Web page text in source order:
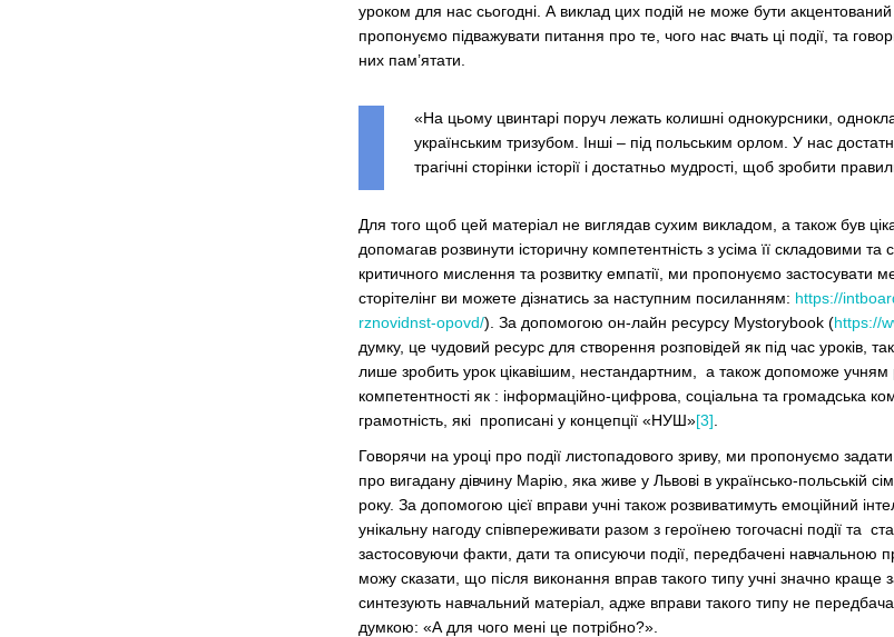
уроком для нас сьогодні. А виклад цих подій не може бути
пропонуємо підважувати питання про те, чого нас вчать ці події, та
них пам’ятати.
«На цьому цвинтарі поруч лежать колишні однокурсники,
українським тризубом. Інші – під польським орлом. У нас
трагічні сторінки історії і достатньо мудрості, щоб зробити
Для того щоб цей матеріал не виглядав сухим викладом, а також був
допомагав розвинути історичну компетентність з усіма її складовими
критичного мислення та розвитку емпатії, ми пропонуємо застосувати
сторітелінг ви можете дізнатись за наступним посиланням: https://
rznovidnst-opovd/). За допомогою он-лайн ресурсу Mystorybook (https://
думку, це чудовий ресурс для створення розповідей як під час уроків,
лише зробить урок цікавішим, нестандартним, а також допоможе учням
компетентності як : інформаційно-цифрова, соціальна та громадська
грамотність, які прописані у концепції «НУШ»[3]
Говорячи на уроці про події листопадового зриву, ми пропонуємо
про вигадану дівчину Марію, яка живе у Львові в українсько-польській
року. За допомогою цієї вправи учні також розвиватимуть емоційний
унікальну нагоду співпереживати разом з героїнею тогочасні події та
застосовуючи факти, дати та описуючи події, передбачені навчальною
можу сказати, що після виконання вправ такого типу учні значно краще
синтезують навчальний матеріал, адже вправи такого типу не
думкою: «А для чого мені це потрібно?».